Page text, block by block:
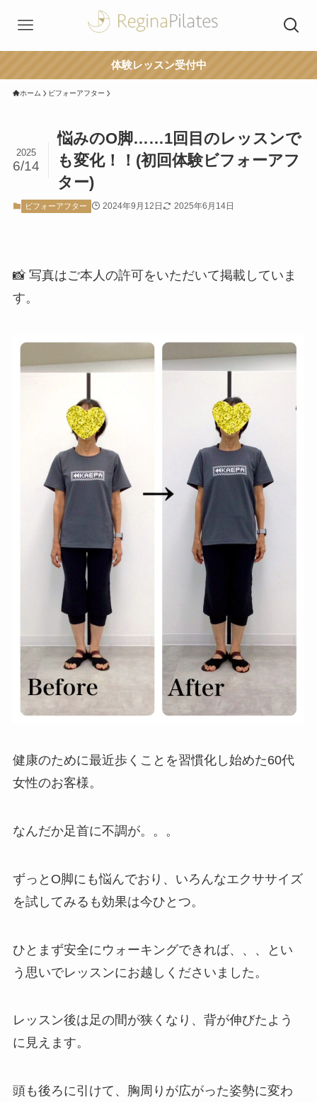
体験レッスン受付中
ホーム ビフォーアフター
悩みのO脚……1回目のレッスンで
も変化！！(初回体験ビフォーアフ
ター)
2025
6/14
ビフォーアフター 2024年9月12日 2025年6月14日
📸 写真はご本人の許可をいただいて掲載していま
す。
健康のために最近歩くことを習慣化し始めた60代
女性のお客様。
なんだか足首に不調が。。。
ずっとO脚にも悩んでおり、いろんなエクササイズ
を試してみるも効果は今ひとつ。
ひとまず安全にウォーキングできれば、、、とい
う思いでレッスンにお越しくださいました。
レッスン後は足の間が狭くなり、背が伸びたよう
に見えます。
頭も後ろに引けて、胸周りが広がった姿勢に変わ